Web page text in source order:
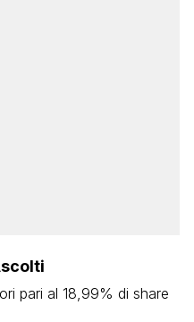
pari al 18,99% di share